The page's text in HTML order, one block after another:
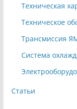
Техническая
Техническое
Трансмиссия
Система
Статьи